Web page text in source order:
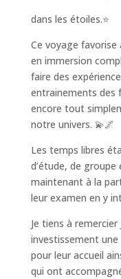
dans les étoiles.⭐
Ce voyage
en immersion
faire des
entrainements des
encore tout
notre univers. 💫🌌
Les temps libres
d’étude, de
maintenant à la
leur examen en y
Je tiens à
investissement une
pour leur accueil
qui ont